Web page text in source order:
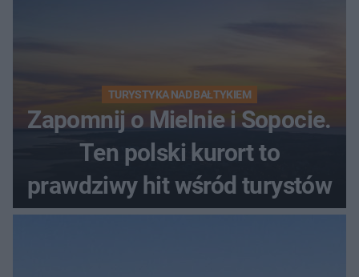
TURYSTYKA NAD BAŁTYKIEM
Zapomnij o Mielnie i Sopocie.
Ten polski kurort to
prawdziwy hit wśród turystów